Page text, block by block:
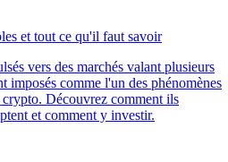
et tout ce qu'il faut savoir
vers des marchés valant plusieurs
imposés comme l'un des phénomènes
Découvrez comment ils
et comment y investir.